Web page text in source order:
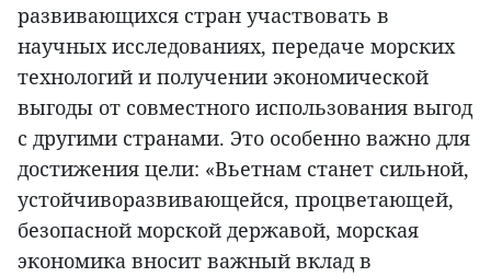
развивающихся стран участвовать в
научных исследованиях, передаче морских
технологий и получении экономической
выгоды от совместного использования выгод
с другими странами. Это особенно важно для
достижения цели: «Вьетнам станет сильной,
устойчиворазвивающейся, процветающей,
безопасной морской державой, морская
экономика вносит важный вклад в